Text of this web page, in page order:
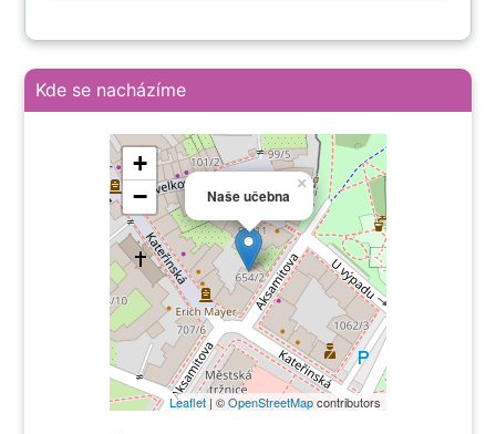
Kde se nacházíme
Naše učebna
×
+
−
Leaflet | ©OpenStreetMapcontributors